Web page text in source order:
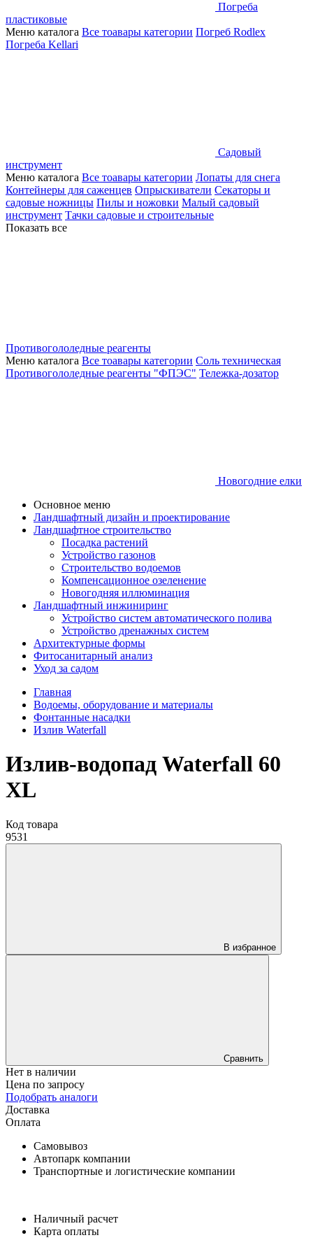
Погреба
пластиковые
Меню каталога Все тоавары категории Погреб Rodlex
Погреба Kellari
Садовый
инструмент
Меню каталога Все тоавары категории Лопаты для снега
Контейнеры для саженцев Опрыскиватели Секаторы и
садовые ножницы Пилы и ножовки Малый садовый
инструмент Тачки садовые и строительные
Показать все
Противогололедные реагенты
Меню каталога Все тоавары категории Соль техническая
Противогололедные реагенты "ФПЭС" Тележка-дозатор
Новогодние елки
Основное меню
Ландшафтный дизайн и проектирование
Ландшафтное строительство
Посадка растений
Устройство газонов
Строительство водоемов
Компенсационное озеленение
Новогодняя иллюминация
Ландшафтный инжиниринг
Устройство систем автоматического полива
Устройство дренажных систем
Aрхитектурные формы
Фитосанитарный анализ
Уход за садом
Главная
Водоемы, оборудование и материалы
Фонтанные насадки
Излив Waterfall
Излив-водопад Waterfall 60
XL
Код товара
9531
В избранное
Сравнить
Нет в наличии
Цена по запросу
Подобрать аналоги
Доставка
Оплата
Самовывоз
Автопарк компании
Транспортные и логистические компании
Наличный расчет
Карта оплаты